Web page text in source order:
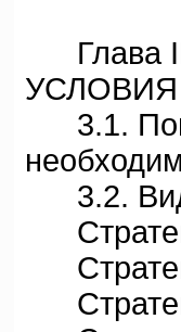
Глава
3.1.
3.2.